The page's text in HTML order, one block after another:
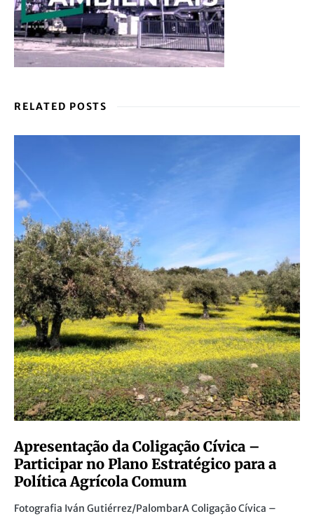
RELATED POSTS
Apresentação da Coligação Cívica –
Participar no Plano Estratégico para a
Política Agrícola Comum
Fotografia Iván Gutiérrez/PalombarA Coligação Cívica –